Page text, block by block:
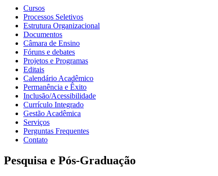
Cursos
Processos Seletivos
Estrutura Organizacional
Documentos
Câmara de Ensino
Fóruns e debates
Projetos e Programas
Editais
Calendário Acadêmico
Permanência e Êxito
Inclusão/Acessibilidade
Currículo Integrado
Gestão Acadêmica
Serviços
Perguntas Frequentes
Contato
Pesquisa e Pós-Graduação